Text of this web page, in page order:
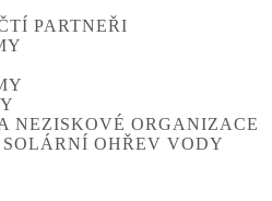
PARTNEŘI
NEZISKOVÉ ORGANIZACE
SOLÁRNÍ OHŘEV VODY